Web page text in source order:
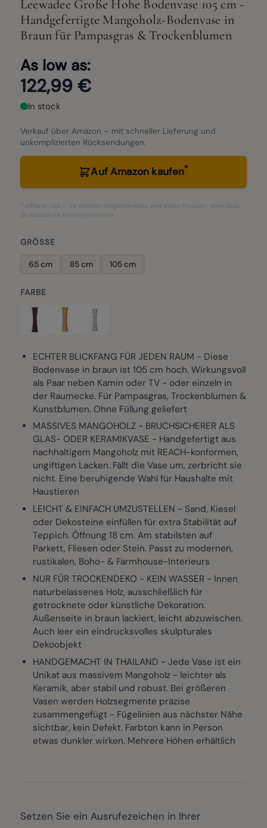
Leewadee Große Hohe Bodenvase 105 cm -
Handgefertigte Mangoholz-Bodenvase in
Braun für Pampasgras & Trockenblumen
As low as:
122,99 €
In stock
Verkauf über Amazon – mit schneller Lieferung und
unkomplizierten Rücksendungen.
Auf Amazon kaufen*
* Affiliate-Link – wir erhalten möglicherweise eine kleine Provision, ohne dass
dir zusätzliche Kosten entstehen.
GRÖSSE
65 cm 85 cm 105 cm
FARBE
ECHTER BLICKFANG FÜR JEDEN RAUM - Diese
Bodenvase in braun ist 105 cm hoch. Wirkungsvoll
als Paar neben Kamin oder TV - oder einzeln in
der Raumecke. Für Pampasgras, Trockenblumen &
Kunstblumen. Ohne Füllung geliefert
MASSIVES MANGOHOLZ - BRUCHSICHERER ALS
GLAS- ODER KERAMIKVASE - Handgefertigt aus
nachhaltigem Mangoholz mit REACH-konformen,
ungiftigen Lacken. Fällt die Vase um, zerbricht sie
nicht. Eine beruhigende Wahl für Haushalte mit
Haustieren
LEICHT & EINFACH UMZUSTELLEN - Sand, Kiesel
oder Dekosteine einfüllen für extra Stabilität auf
Teppich. Öffnung 18 cm. Am stabilsten auf
Parkett, Fliesen oder Stein. Passt zu modernen,
rustikalen, Boho- & Farmhouse-Interieurs
NUR FÜR TROCKENDEKO - KEIN WASSER - Innen
naturbelassenes Holz, ausschließlich für
getrocknete oder künstliche Dekoration.
Außenseite in braun lackiert, leicht abzuwischen.
Auch leer ein eindrucksvolles skulpturales
Dekoobjekt
HANDGEMACHT IN THAILAND - Jede Vase ist ein
Unikat aus massivem Mangoholz - leichter als
Keramik, aber stabil und robust. Bei größeren
Vasen werden Holzsegmente präzise
zusammengefügt - Fügelinien aus nächster Nähe
sichtbar, kein Defekt. Farbton kann in Person
etwas dunkler wirken. Mehrere Höhen erhältlich
Setzen Sie ein Ausrufezeichen in Ihrer